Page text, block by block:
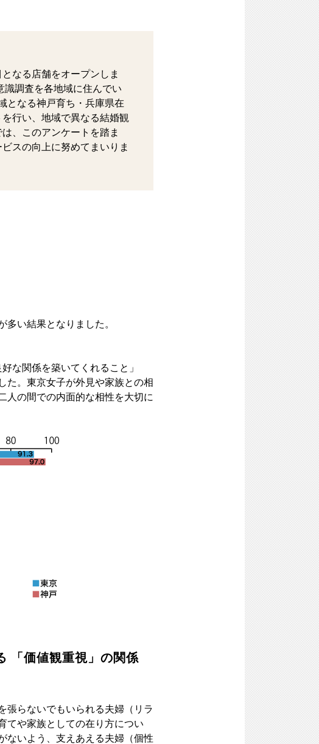
なる店舗をオープンしま
識調査を各地域に住んでい
となる神戸育ち・兵庫県在
行い、地域で異なる結婚観
、このアンケートを踏ま
スの向上に努めてまいりま
い結果となりました。
な関係を築いてくれること」
た。東京女子が外見や家族との相
人の間での内面的な相性を大切に
「価値観重視」の関係
張らないでもいられる夫婦（リラ
てや家族としての在り方につい
ないよう、支えあえる夫婦（個性